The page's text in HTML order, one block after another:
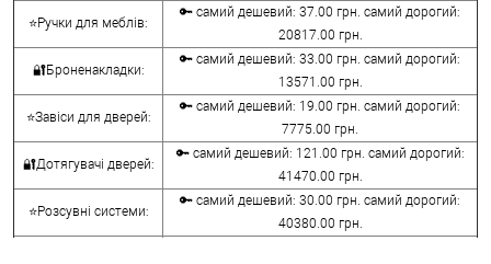
⭐Ручки для меблів:
🔑 самий дешевий: 37.00 грн. самий дорогий:
20817.00 грн.
🔐Броненакладки:
🔑 самий дешевий: 33.00 грн. самий дорогий:
13571.00 грн.
⭐Завіси для дверей:
🔑 самий дешевий: 19.00 грн. самий дорогий:
7775.00 грн.
🔐Дотягувачі дверей:
🔑 самий дешевий: 121.00 грн. самий дорогий:
41470.00 грн.
⭐Розсувні системи:
🔑 самий дешевий: 30.00 грн. самий дорогий:
40380.00 грн.